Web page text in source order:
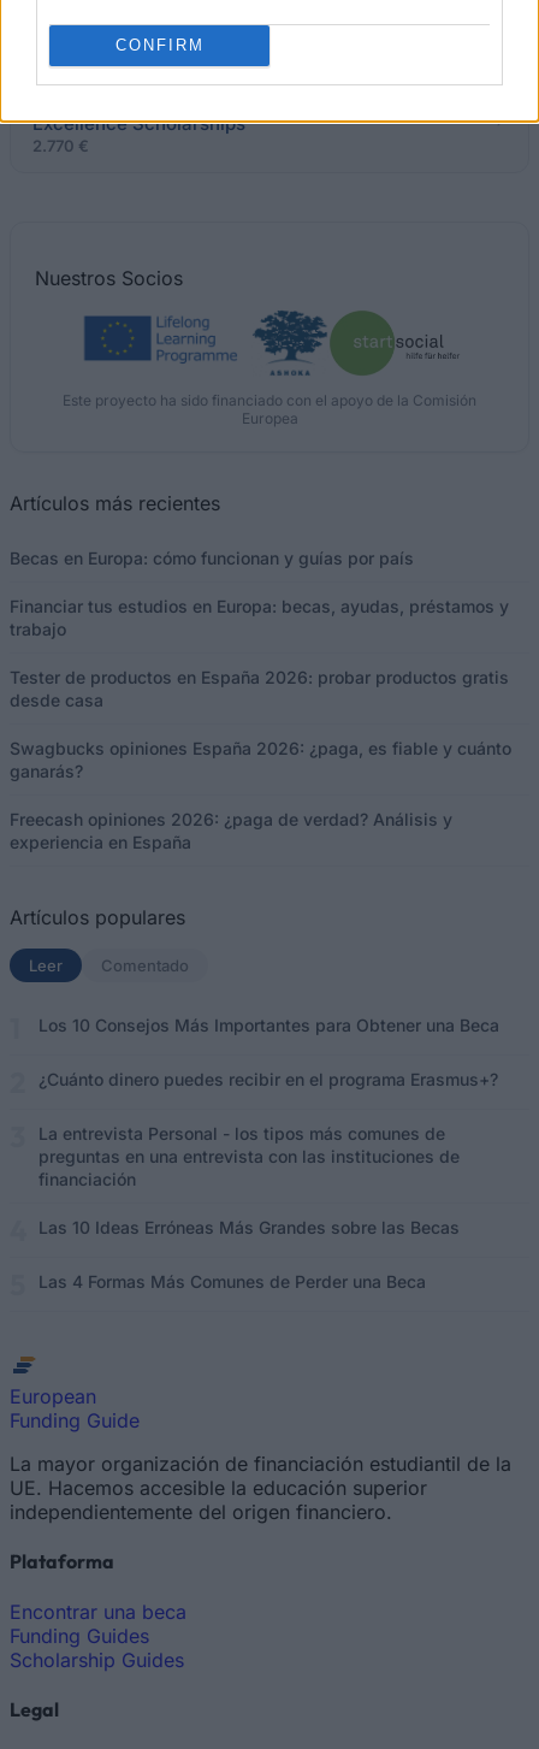
CONFIRM
Abat Oliba University - Support for Ongoing Studies
Excellence Scholarships
2.770 €
Nuestros Socios
Este proyecto ha sido financiado con el apoyo de la Comisión
Europea
Artículos más recientes
Becas en Europa: cómo funcionan y guías por país
Financiar tus estudios en Europa: becas, ayudas, préstamos y
trabajo
Tester de productos en España 2026: probar productos gratis
desde casa
Swagbucks opiniones España 2026: ¿paga, es fiable y cuánto
ganarás?
Freecash opiniones 2026: ¿paga de verdad? Análisis y
experiencia en España
Artículos populares
Leer (solapa activa)
Comentado
Los 10 Consejos Más Importantes para Obtener una Beca
¿Cuánto dinero puedes recibir en el programa Erasmus+?
La entrevista Personal - los tipos más comunes de
preguntas en una entrevista con las instituciones de
financiación
Las 10 Ideas Erróneas Más Grandes sobre las Becas
Las 4 Formas Más Comunes de Perder una Beca
European
Funding Guide
La mayor organización de financiación estudiantil de la
UE. Hacemos accesible la educación superior
independientemente del origen financiero.
Plataforma
Encontrar una beca
Funding Guides
Scholarship Guides
Legal